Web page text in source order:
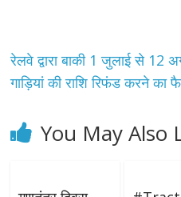
रेलवे द्वारा बाकी 1 जुलाई से 12
गाड़ियां की राशि रिफंड करने का
You May Also